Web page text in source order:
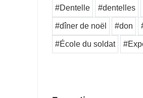
#Dentelle #dentelles
#dîner de noël #don
#École du soldat